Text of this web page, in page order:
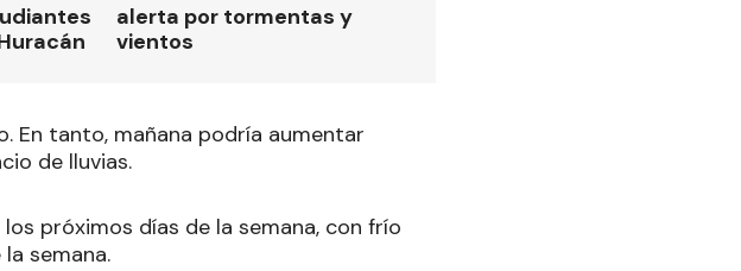
alerta por tormentas y
vientos
En tanto, mañana podría aumentar
de lluvias.
próximos días de la semana, con frío
semana.